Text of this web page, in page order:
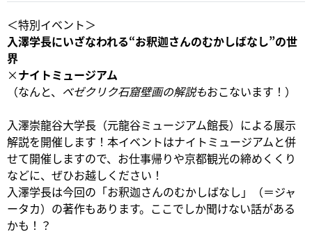
＜特別イベント＞
入澤学長にいざなわれる“お釈迦さんのむかしばなし”の世
界
×ナイトミュージアム
（なんと、 ベゼクリク石窟壁画の解説もおこないます！）
入澤崇龍谷大学長（元龍谷ミュージアム館長）による展示
解説を開催します！本イベントはナイトミュージアムと併
せて開催しますので、お仕事帰りや京都観光の締めくくり
などに、ぜひお越しください！
入澤学長は今回の「お釈迦さんのむかしばなし」（＝ジャ
ータカ）の著作もあります。ここでしか聞けない話がある
かも！？